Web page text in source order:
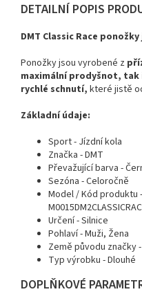
DETAILNÍ POPIS
DMT Classic Race
Ponožky jsou vyrobené z
maximální prodyšnot,
rychlé schnutí, které jistě
Základní údaje:
Sport- Jízdní kola
Značka -DMT
Převažující barva -
Sezóna - Celoročně
Model / Kód produktu -
Určení -Silnice
Pohlaví -Muži, Žena
Země původu značky -
Typ výrobku -Dlouhé
DOPLŇKOVÉ